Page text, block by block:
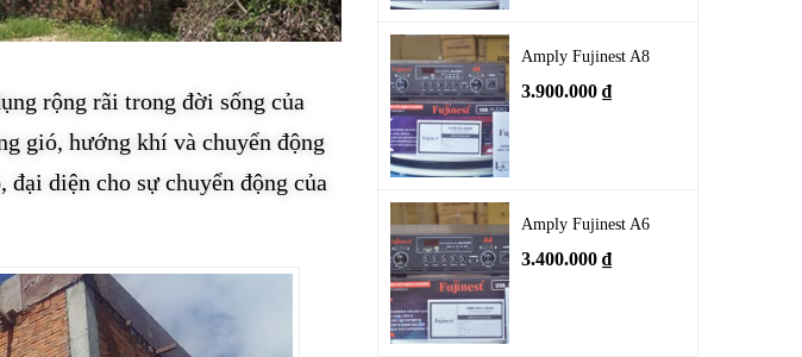
rộng rãi trong đời sống của
gió, hướng khí và chuyển động
diện cho sự chuyển động của
Amply Fujinest A8
3.900.000 ₫
Amply Fujinest A6
3.400.000 ₫